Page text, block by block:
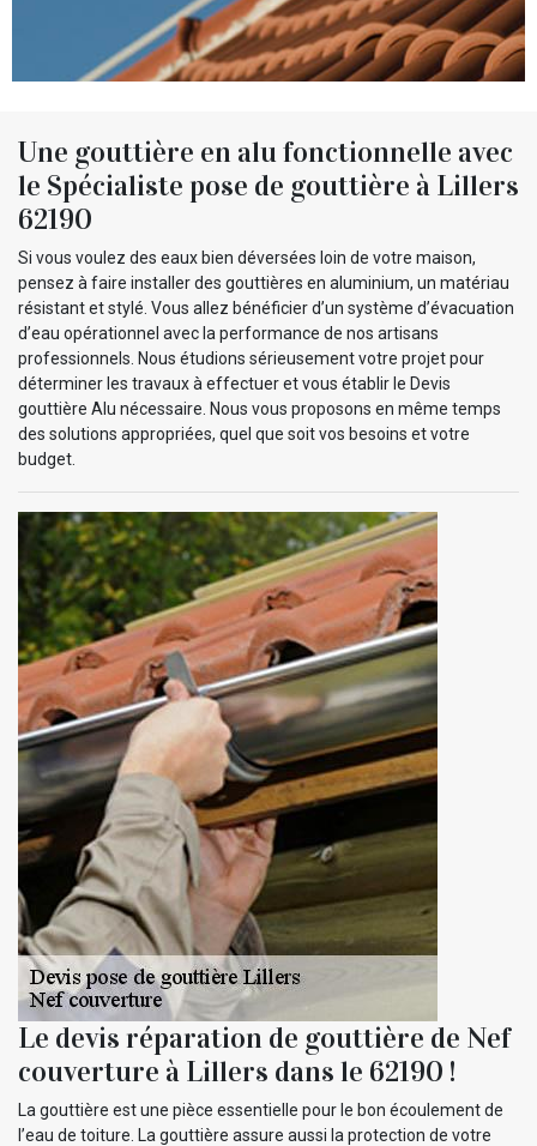
Une gouttière en alu fonctionnelle avec
le Spécialiste pose de gouttière à Lillers
62190
Si vous voulez des eaux bien déversées loin de votre maison,
pensez à faire installer des gouttières en aluminium, un matériau
résistant et stylé. Vous allez bénéficier d’un système d’évacuation
d’eau opérationnel avec la performance de nos artisans
professionnels. Nous étudions sérieusement votre projet pour
déterminer les travaux à effectuer et vous établir le Devis
gouttière Alu nécessaire. Nous vous proposons en même temps
des solutions appropriées, quel que soit vos besoins et votre
budget.
Le devis réparation de gouttière de Nef
couverture à Lillers dans le 62190 !
La gouttière est une pièce essentielle pour le bon écoulement de
l’eau de toiture. La gouttière assure aussi la protection de votre